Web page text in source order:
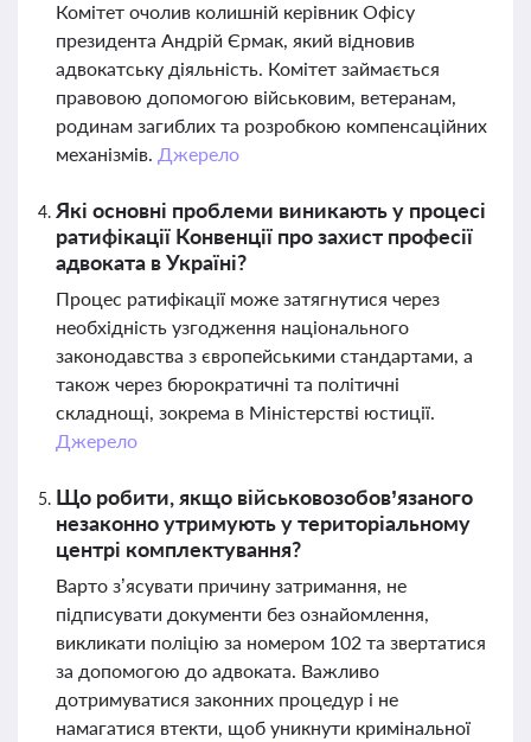
Комітет очолив колишній керівник Офісу
президента Андрій Єрмак, який відновив
адвокатську діяльність. Комітет займається
правовою допомогою військовим, ветеранам,
родинам загиблих та розробкою компенсаційних
механізмів. Джерело
Які основні проблеми виникають у процесі
ратифікації Конвенції про захист професії
адвоката в Україні?
Процес ратифікації може затягнутися через
необхідність узгодження національного
законодавства з європейськими стандартами, а
також через бюрократичні та політичні
складнощі, зокрема в Міністерстві юстиції.
Джерело
Що робити, якщо військовозобов’язаного
незаконно утримують у територіальному
центрі комплектування?
Варто з’ясувати причину затримання, не
підписувати документи без ознайомлення,
викликати поліцію за номером 102 та звертатися
за допомогою до адвоката. Важливо
дотримуватися законних процедур і не
намагатися втекти, щоб уникнути кримінальної